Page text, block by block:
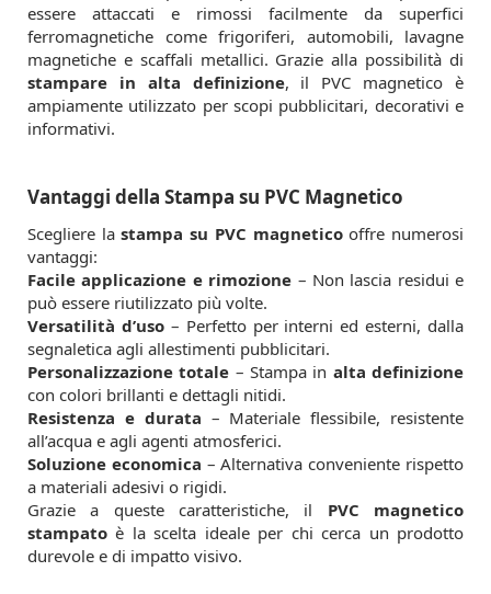
essere attaccati e rimossi facilmente da superfici
ferromagnetiche come frigoriferi, automobili, lavagne
magnetiche e scaffali metallici. Grazie alla possibilità di
stampare in alta definizione, il PVC magnetico è
ampiamente utilizzato per scopi pubblicitari, decorativi e
informativi.
Vantaggi della Stampa su PVC Magnetico
Scegliere lastampa su PVC magneticooffre numerosi
vantaggi:
Facile applicazione e rimozione – Non lascia residui e
può essere riutilizzato più volte.
Versatilità d’uso– Perfetto per interni ed esterni, dalla
segnaletica agli allestimenti pubblicitari.
Personalizzazione totale – Stampa in alta definizione
con colori brillanti e dettagli nitidi.
Resistenza e durata – Materiale flessibile, resistente
all’acqua e agli agenti atmosferici.
Soluzione economica – Alternativa conveniente rispetto
a materiali adesivi o rigidi.
Grazie a queste caratteristiche, il PVC magnetico
stampato è la scelta ideale per chi cerca un prodotto
durevole e di impatto visivo.